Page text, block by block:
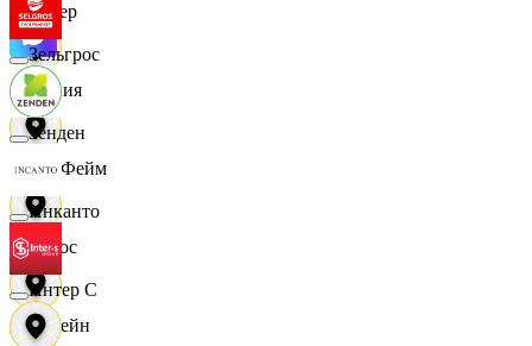
Левер
Линия
ЛисФейм
Логос
Лорейн
Зельгрос
Зенден
Инканто
Интер С